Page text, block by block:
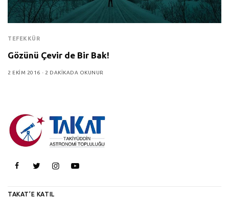
TEFEKKÜR
Gözünü Çevir de Bir Bak!
2 EKIM 2016 2 DAKIKADA OKUNUR
TAKAT’E KATIL